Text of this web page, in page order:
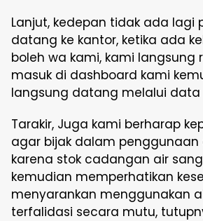
Lanjut, kedepan tidak ada lagi
datang ke kantor, ketika ada
boleh wa kami, kami langsung
masuk di dashboard kami
langsung datang melalui data
Tarakir, Juga kami berharap
agar bijak dalam penggunaan
karena stok cadangan air
kemudian memperhatikan
menyarankan menggunakan
terfalidasi secara mutu,